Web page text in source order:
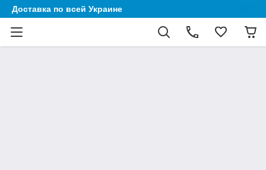
Доставка по всей Украине